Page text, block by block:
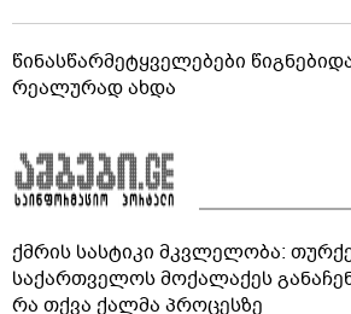
წინასწარმეტყველებები
რეალურად ახდა
ქმრის სასტიკი მკვლელობა:
საქართველოს მოქალაქეს
რა თქვა ქალმა პროცესზე